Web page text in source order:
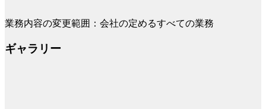
業務内容の変更範囲：会社の定めるすべての業務
ギャラリー